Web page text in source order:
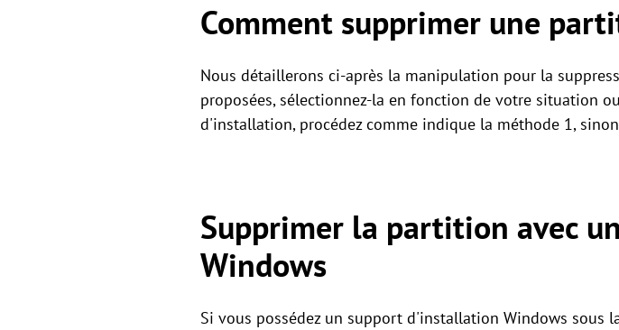
Comment supprimer une
Nous détaillerons ci-après la manipulation pour la
proposées, sélectionnez-la en fonction de votre situation
d'installation, procédez comme indique la méthode 1,
Supprimer la partition avec
Windows
Si vous possédez un support d'installation Windows sous